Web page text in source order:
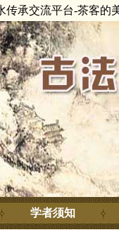
承交流平台-茶客的
学者须知